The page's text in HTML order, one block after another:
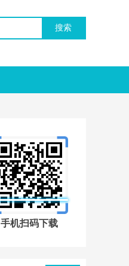
手机扫码下载